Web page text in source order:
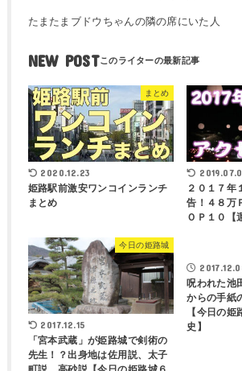
たまたまブドウちゃんの隣の席にいた人
NEW POST
まとめ
2020.12.23
姫路駅前激安ワンコインランチ
まとめ
２０１７年
告！４８万
ＯＰ１０【
今日の姫路城
2017.12.15
「宮本武蔵」が姫路城で剣術の
先生！？出身地は佐用説、太子
呪われた池
からの手紙
【今日の
史】